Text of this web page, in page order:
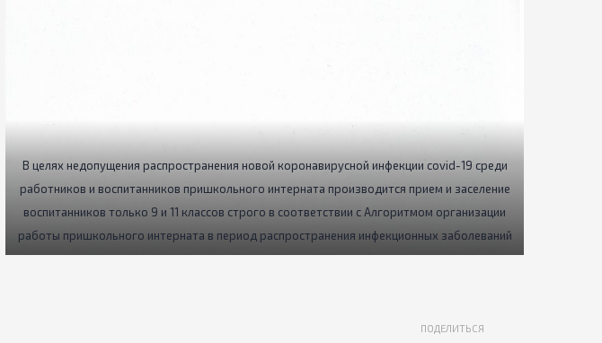
В целях недопущения распространения новой коронавирусной инфекции covid-19 среди
работников и воспитанников пришкольного интерната производится прием и заселение
воспитанников только 9 и 11 классов строго в соответствии с Алгоритмом организации
работы пришкольного интерната в период распространения инфекционных заболеваний
ПОДЕЛИТЬСЯ